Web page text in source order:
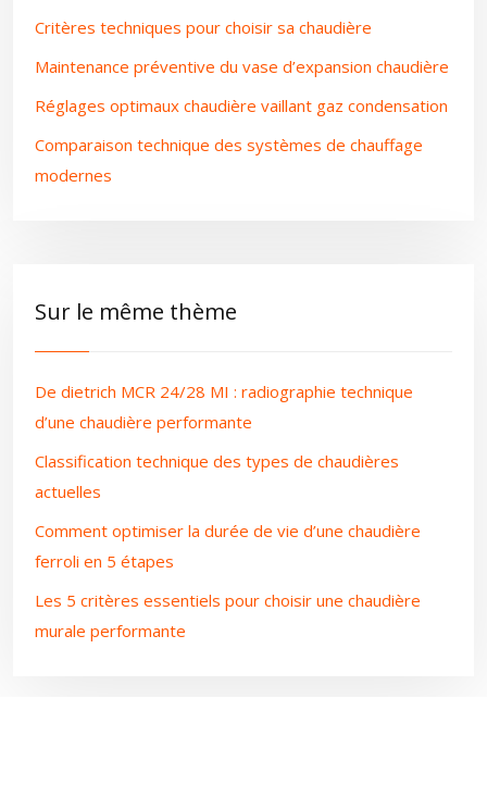
Critères techniques pour choisir sa chaudière
Maintenance préventive du vase d’expansion chaudière
Réglages optimaux chaudière vaillant gaz condensation
Comparaison technique des systèmes de chauffage
modernes
Sur le même thème
De dietrich MCR 24/28 MI : radiographie technique
d’une chaudière performante
Classification technique des types de chaudières
actuelles
Comment optimiser la durée de vie d’une chaudière
ferroli en 5 étapes
Les 5 critères essentiels pour choisir une chaudière
murale performante